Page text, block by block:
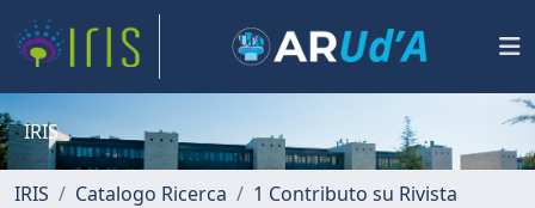
IRIS
IRIS Catalogo Ricerca
1 Contributo su Rivista